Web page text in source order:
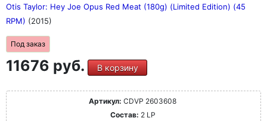
Otis Taylor: Hey Joe Opus Red Meat (180g) (Limited Edition) (45
RPM) (2015)
Под заказ
11676 руб. В корзину
Артикул: CDVP 2603608
Состав: 2 LP